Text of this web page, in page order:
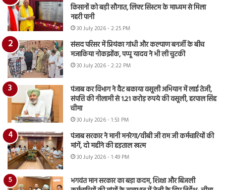
किसानों को बड़ी सौगात, लिफ्ट सिस्टम के माध्यम से मिला
नहरी पानी
30 July 2026 - 2:25 PM
संसद परिसर में प्रियंका गांधी और कल्याण बनर्जी के बीच
मजाकिया नोकझोंक, पप्पू यादव ने भी ली चुटकी
30 July 2026 - 2:22 PM
पंजाब कर विभाग ने वैट बकाया वसूली अभियान में लाई तेजी,
संपत्ति की नीलामी से 1.21 करोड़ रुपये की वसूली, हरपाल सिंह
चीमा
30 July 2026 - 1:53 PM
पंजाब सरकार ने मानी मनरेगा/वीबी जी राम जी कर्मचारियों की
मांगें, दो महीने की हड़ताल खत्म
30 July 2026 - 1:49 PM
भगवंत मान सरकार का बड़ा कदम, शिक्षा और बिजली